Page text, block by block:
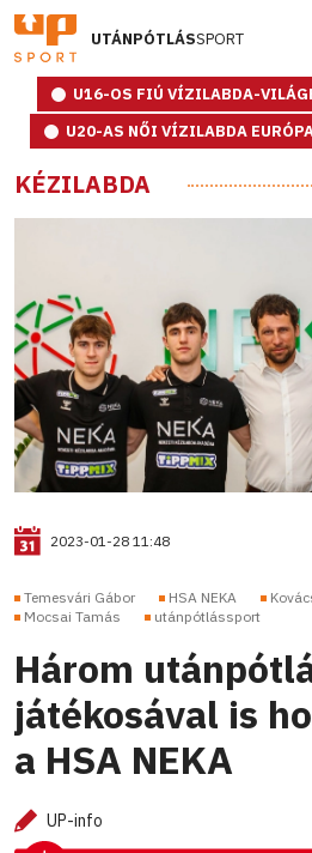
UTÁNPÓTLÁSSPORT
U16-OS FIÚ VÍZILABDA-
U20-AS NŐI VÍZILABDA
KÉZILABDA
2023-01-28 11:48
Temesvári Gábor HSA NEKA
Mocsai Tamás
utánpótlássport
Három
játékosával is
a HSA NEKA
UP-info